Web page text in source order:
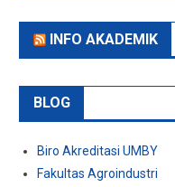
INFO AKADEMIK
BLOG
Biro Akreditasi UMBY
Fakultas Agroindustri